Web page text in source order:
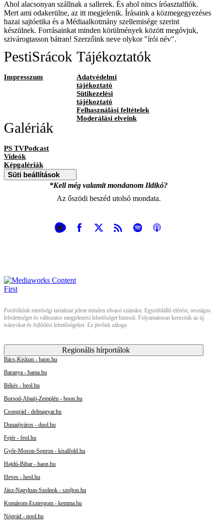
Ahol alacsonyan szállnak a sallerek. És ahol nincs íróasztalfiók.
Mert ami odakerülne, az itt megjelenik. Írásaink a közmegegyezéses
hazai sajtóetika és a Médiaalkotmány szellemisége szerint
készülnek. Forrásainkat minden körülmények között megóvjuk,
szivárogtasson bátran! Szerzőink neve olykor "írói név".
PestiSrácok
Impresszum
Tájékoztatók
Adatvédelmi
tájékoztató
Sütikezelési
tájékoztató
Felhasználási feltételek
Moderálási elveink
Galériák
PS TVPodcast
Videók
Képgalériák
Süti beállítások
*Kell még valamit mondanom Ildikó?
Az őszödi beszéd utolsó mondata.
Portfóliónk minőségi tartalmat jelent minden olvasó számára. Egyedülálló elérést, országos
lefedettséget és változatos megjelenési lehetőséget biztosít. Folyamatosan keressük az új
irányokat és fejlődési lehetőségeket. Ez jövőnk záloga.
Regionális hírportálok
Bács-Kiskun - baon.hu
Baranya - bama.hu
Békés - beol.hu
Borsod-Abaúj-Zemplén - boon.hu
Csongrád - delmagyar.hu
Dunaújváros - duol.hu
Fejér - feol.hu
Győr-Moson-Sopron - kisalfold.hu
Hajdú-Bihar - haon.hu
Heves - heol.hu
Jász-Nagykun-Szolnok - szoljon.hu
Komárom-Esztergom - kemma.hu
Nógrád - nool.hu